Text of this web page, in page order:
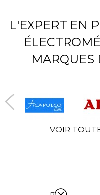
L'EXPERT EN
MARQUES
VOIR